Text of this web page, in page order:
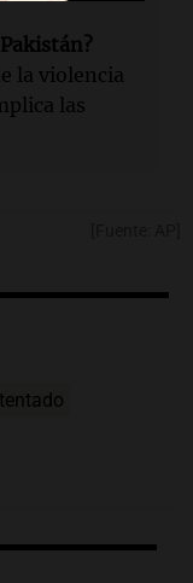
la violencia
las